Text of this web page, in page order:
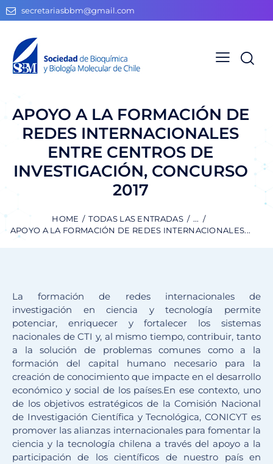
secretariasbbm@gmail.com
APOYO A LA FORMACIÓN DE
REDES INTERNACIONALES
ENTRE CENTROS DE
INVESTIGACIÓN, CONCURSO
2017
HOME TODAS LAS ENTRADAS
...
APOYO A LA FORMACIÓN DE REDES INTERNACIONALES...
La formación de redes internacionales de
investigación en ciencia y tecnología permite
potenciar, enriquecer y fortalecer los sistemas
nacionales de CTI y, al mismo tiempo, contribuir, tanto
a la solución de problemas comunes como a la
formación del capital humano necesario para la
creación de conocimiento que impacte en el desarrollo
económico y social de los países.En ese contexto, uno
de los objetivos estratégicos de la Comisión Nacional
de Investigación Científica y Tecnológica, CONICYT es
promover las alianzas internacionales para fomentar la
ciencia y la tecnología chilena a través del apoyo a la
participación de los científicos de nuestro país en